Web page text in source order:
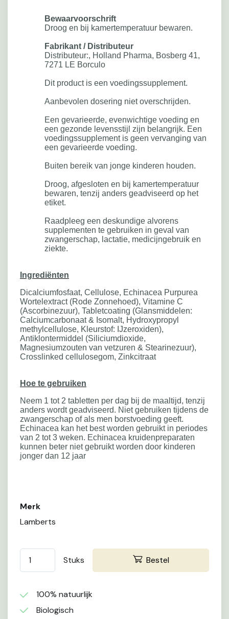
Bewaarvoorschrift
Droog en bij kamertemperatuur bewaren.
Fabrikant / Distributeur
Distributeur:, Holland Pharma, Bosberg 41,
7271 LE Borculo
Dit product is een voedingssupplement.
Aanbevolen dosering niet overschrijden.
Een gevarieerde, evenwichtige voeding en
een gezonde levensstijl zijn belangrijk. Een
voedingssupplement is geen vervanging van
een gevarieerde voeding.
Buiten bereik van jonge kinderen houden.
Droog, afgesloten en bij kamertemperatuur
bewaren, tenzij anders geadviseerd op het
etiket.
Raadpleeg een deskundige alvorens
supplementen te gebruiken in geval van
zwangerschap, lactatie, medicijngebruik en
ziekte.
Ingrediënten
Dicalciumfosfaat, Cellulose, Echinacea Purpurea
Wortelextract (Rode Zonnehoed), Vitamine C
(Ascorbinezuur), Tabletcoating (Glansmiddelen:
Calciumcarbonaat & Isomalt, Hydroxypropyl
methylcellulose, Kleurstof: IJzeroxiden),
Antiklontermiddel (Siliciumdioxide,
Magnesiumzouten van vetzuren & Stearinezuur),
Crosslinked cellulosegom, Zinkcitraat
Hoe te gebruiken
Neem 1 tot 2 tabletten per dag bij de maaltijd, tenzij
anders wordt geadviseerd. Niet gebruiken tijdens de
zwangerschap of als men borstvoeding geeft.
Echinacea kan het best worden gebruikt in periodes
van 2 tot 3 weken. Echinacea kruidenpreparaten
kunnen beter niet gebruikt worden door kinderen
jonger dan 12 jaar
Merk
Lamberts
Stuks Bestel
100% natuurlijk
Biologisch